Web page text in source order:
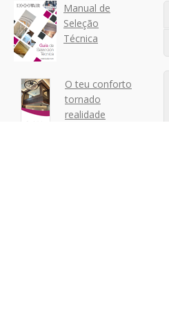
Manual de
Seleção
Técnica
O teu conforto
tornado
realidade